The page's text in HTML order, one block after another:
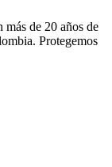
más de 20 años de
Protegemos